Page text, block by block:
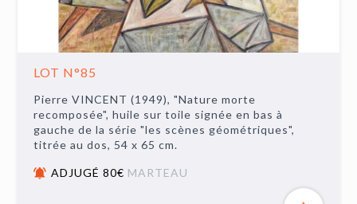
LOT N°85
Pierre VINCENT (1949), "Nature morte
recomposée", huile sur toile signée en bas à
gauche de la série "les scènes géométriques",
titrée au dos, 54 x 65 cm.
ADJUGÉ 80€ MARTEAU